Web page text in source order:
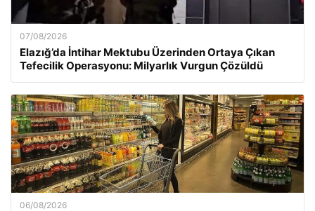
07/08/2026
Elazığ’da İntihar Mektubu Üzerinden Ortaya Çıkan
Tefecilik Operasyonu: Milyarlık Vurgun Çözüldü
06/08/2026